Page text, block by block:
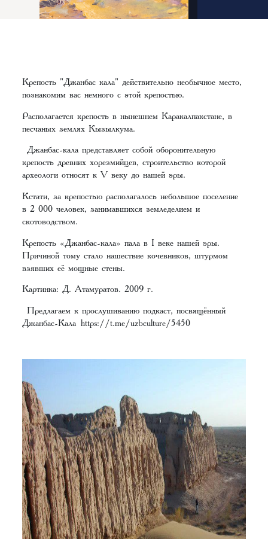
Крепость "Джанбас кала" действительно необычное место,
познакомим вас немного с этой крепостью.
Располагается крепость в нынешнем Каракалпакстане, в
песчаных землях Кызылкума.
Джанбас-кала представляет собой оборонительную
крепость древних хорезмийцев, строительство которой
археологи относят к V веку до нашей эры.
Кстати, за крепостью располагалось небольшое поселение
в 2 000 человек, занимавшихся земледелием и
скотоводством.
Крепость «Джанбас-кала» пала в I веке нашей эры.
Причиной тому стало нашествие кочевников, штурмом
взявших её мощные стены.
Картинка: Д. Атамуратов. 2009 г.
Предлагаем к прослушиванию подкаст, посвящённый
Джанбас-Калаhttps://t.me/uzbculture/5450